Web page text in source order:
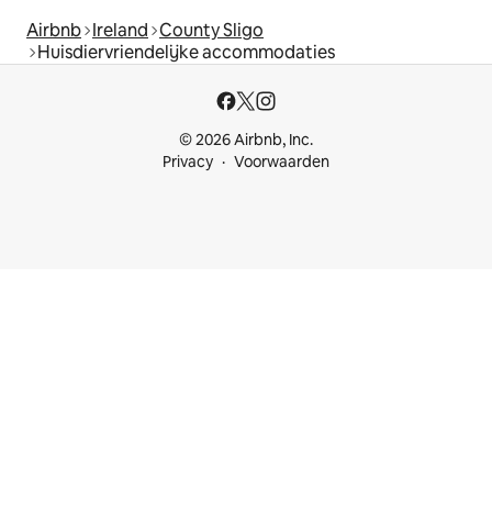
Airbnb Ireland County Sligo
Huisdiervriendelijke accommodaties
© 2026 Airbnb, Inc.
Privacy
Voorwaarden